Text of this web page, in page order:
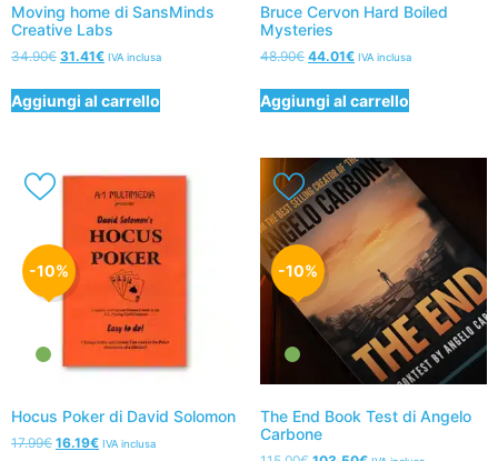
Moving home di SansMinds
Creative Labs
34.90€ 31.41€ IVA inclusa
Aggiungi al carrello
Bruce Cervon Hard Boiled
Mysteries
48.90€ 44.01€ IVA inclusa
Aggiungi al carrello
-10%
Hocus Poker di David Solomon
17.99€ 16.19€ IVA inclusa
-10%
The End Book Test di Angelo
Carbone